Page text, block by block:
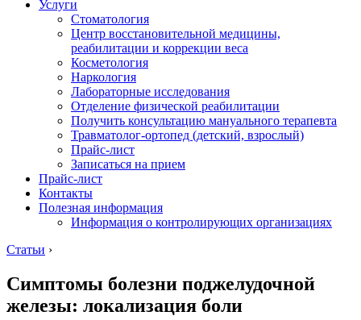
Услуги
Стоматология
Центр восстановительной медицины,
реабилитации и коррекции веса
Косметология
Наркология
Лабораторные исследования
Отделение физической реабилитации
Получить консультацию мануального терапевта
Травматолог-ортопед (детский, взрослый)
Прайс-лист
Записаться на прием
Прайс-лист
Контакты
Полезная информация
Информация о контролирующих организациях
Статьи ›
Симптомы болезни поджелудочной
железы: локализация боли